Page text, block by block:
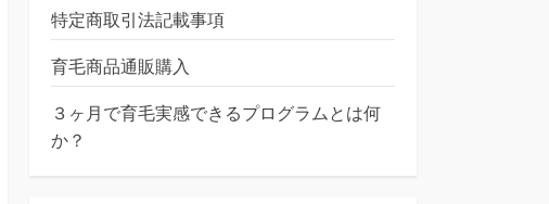
特定商取引法記載事項
育毛商品通販購入
３ヶ月で育毛実感できるプログラムとは何
か？